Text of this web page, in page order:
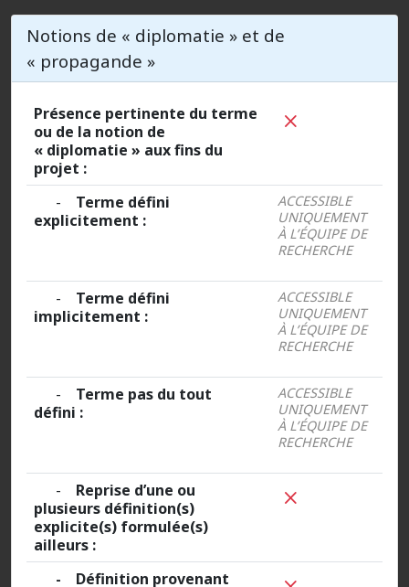
Notions de « diplomatie » et de
« propagande »
Présence pertinente du terme
ou de la notion de
« diplomatie » aux fins du
projet :
- Terme défini
explicitement :
ACCESSIBLE
UNIQUEMENT
À L’ÉQUIPE DE
RECHERCHE
- Terme défini
implicitement :
ACCESSIBLE
UNIQUEMENT
À L’ÉQUIPE DE
RECHERCHE
- Terme pas du tout
défini :
ACCESSIBLE
UNIQUEMENT
À L’ÉQUIPE DE
RECHERCHE
- Reprise d’une ou
plusieurs définition(s)
explicite(s) formulée(s)
ailleurs :
- Définition provenant